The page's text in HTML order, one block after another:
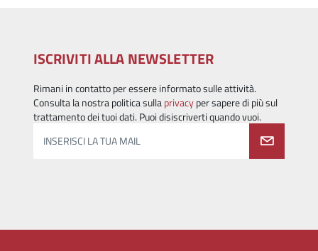
ISCRIVITI ALLA NEWSLETTER
Rimani in contatto per essere informato sulle attività.
Consulta la nostra politica sullaprivacyper sapere di più sul
trattamento dei tuoi dati. Puoi disiscriverti quando vuoi.
INSERISCI LA TUA MAIL